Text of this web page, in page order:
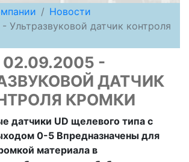
Новости
Ультразвуковой датчик контроля
02.09.2005 -
ДАТЧИК
КРОМКИ
датчики UD щелевого типа с
0-5 Впредназначены для
материала в